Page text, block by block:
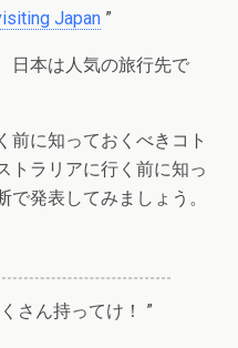
Japan ”
日本は人気の旅行先で
前に知っておくべきコト
トラリアに行く前に知っ
発表してみましょう。
さん持ってけ！ ”